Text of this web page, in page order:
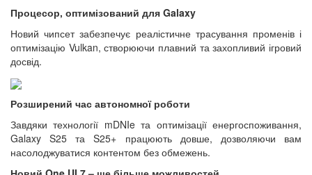
Процесор, оптимізований для Galaxy
Новий чипсет забезпечує реалістичне трасування променів і
оптимізацію Vulkan, створюючи плавний та захопливий ігровий
досвід.
Розширений час автономної роботи
Завдяки технології mDNIe та оптимізації енергоспоживання,
Galaxy S25 та S25+ працюють довше, дозволяючи вам
насолоджуватися контентом без обмежень.